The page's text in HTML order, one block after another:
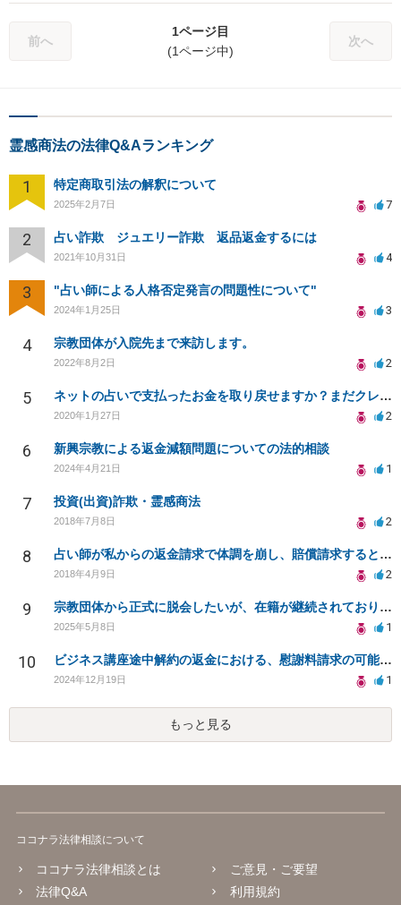
前へ
1ページ目
(1ページ中)
次へ
霊感商法の法律Q&Aランキング
1 特定商取引法の解釈について
2025年2月7日 7
2 占い詐欺 ジュエリー詐欺 返品返金するには
2021年10月31日 4
3 "占い師による人格否定発言の問題性について"
2024年1月25日 3
4 宗教団体が入院先まで来訪します。
2022年8月2日 2
5 ネットの占いで支払ったお金を取り戻せますか？まだクレジットの請求が、来ない分と支払済の分があります。
2020年1月27日 2
6 新興宗教による返金減額問題についての法的相談
2024年4月21日 1
7 投資(出資)詐欺・霊感商法
2018年7月8日 2
8 占い師が私からの返金請求で体調を崩し、賠償請求すると言っています
2018年4月9日 2
9 宗教団体から正式に脱会したいが、在籍が継続されており困っています（宗教二世）
2025年5月8日 1
10 ビジネス講座途中解約の返金における、慰謝料請求の可能性について
2024年12月19日 1
もっと見る
ココナラ法律相談について
ココナラ法律相談とは
法律Q&A
ご意見・ご要望
利用規約